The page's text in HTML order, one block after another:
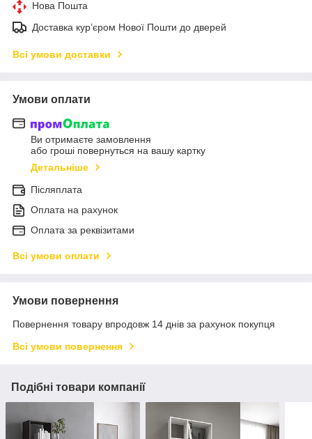
Нова Пошта
Доставка кур’єром Нової Пошти до дверей
Всі умови доставки
Умови оплати
Ви отримаєте замовлення
або гроші повернуться на вашу картку
Детальніше
Післяплата
Оплата на рахунок
Оплата за реквізитами
Всі умови оплати
Умови повернення
Повернення товару впродовж 14 днів за рахунок покупця
Всі умови повернення
Подібні товари компанії